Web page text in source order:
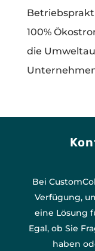
100%
die
Bei
Verfügung,
eine Lösung
Egal, ob Sie
haben